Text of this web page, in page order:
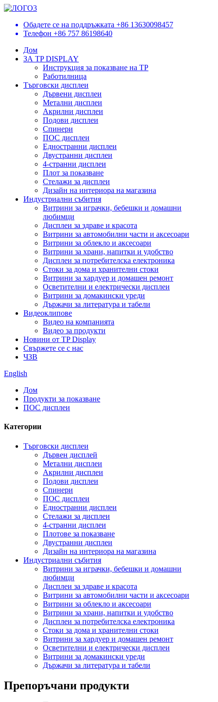
Обадете се на поддръжката +86 13630098457
Телефон +86 757 86198640
Дом
ЗА TP DISPLAY
Инструкция за показване на TP
Работилница
Търговски дисплеи
Дървени дисплеи
Метални дисплеи
Акрилни дисплеи
Подови дисплеи
Спинери
ПОС дисплеи
Едностранни дисплеи
Двустранни дисплеи
4-странни дисплеи
Плот за показване
Стелажи за дисплеи
Дизайн на интериора на магазина
Индустриални събития
Витрини за играчки, бебешки и домашни
любимци
Дисплеи за здраве и красота
Витрини за автомобилни части и аксесоари
Витрини за облекло и аксесоари
Витрини за храни, напитки и удобство
Дисплеи за потребителска електроника
Стоки за дома и хранителни стоки
Витрини за хардуер и домашен ремонт
Осветителни и електрически дисплеи
Витрини за домакински уреди
Държачи за литература и табели
Видеоклипове
Видео на компанията
Видео за продукти
Новини от TP Display
Свържете се с нас
ЧЗВ
English
Дом
Продукти за показване
ПОС дисплеи
Категории
Търговски дисплеи
Дървен дисплей
Метални дисплеи
Акрилни дисплеи
Подови дисплеи
Спинери
ПОС дисплеи
Едностранни дисплеи
Стелажи за дисплеи
4-странни дисплеи
Плотове за показване
Двустранни дисплеи
Дизайн на интериора на магазина
Индустриални събития
Витрини за играчки, бебешки и домашни
любимци
Дисплеи за здраве и красота
Витрини за автомобилни части и аксесоари
Витрини за облекло и аксесоари
Витрини за храни, напитки и удобство
Дисплеи за потребителска електроника
Стоки за дома и хранителни стоки
Витрини за хардуер и домашен ремонт
Осветителни и електрически дисплеи
Витрини за домакински уреди
Държачи за литература и табели
Препоръчани продукти